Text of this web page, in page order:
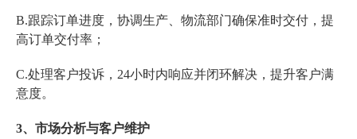
B.跟踪订单进度，协调生产、物流部门确保准时交付，提
高订单交付率；
C.处理客户投诉，24小时内响应并闭环解决，提升客户满
意度。
3、市场分析与客户维护